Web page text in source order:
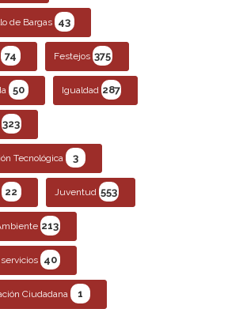
de Bargas 43
74 Festejos 375
50 Igualdad 287
323
Tecnológica 3
22 Juventud 553
213
40
Ciudadana 1